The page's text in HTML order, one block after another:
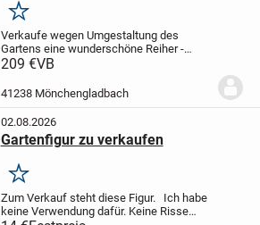
Merken
Verkaufe wegen Umgestaltung des
Gartens eine wunderschöne Reiher -
Gartenfigur aus echter Bronze. Die
echter Blickfang für jeden Garten oder
209 €VB
41238 Mönchengladbach
02.08.2026
Gartenfigur zu verkaufen
Merken
Zum Verkauf steht diese Figur.
Ich habe
keine Verwendung dafür. Keine Risse